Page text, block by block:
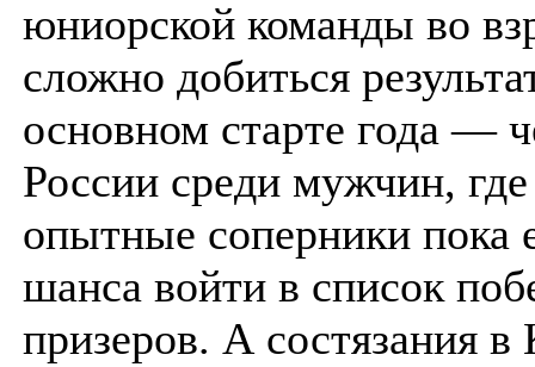
юниорской команды во
сложно добиться
основном старте года —
России среди мужчин,
опытные соперники пока
шанса войти в список
призеров. А состязания